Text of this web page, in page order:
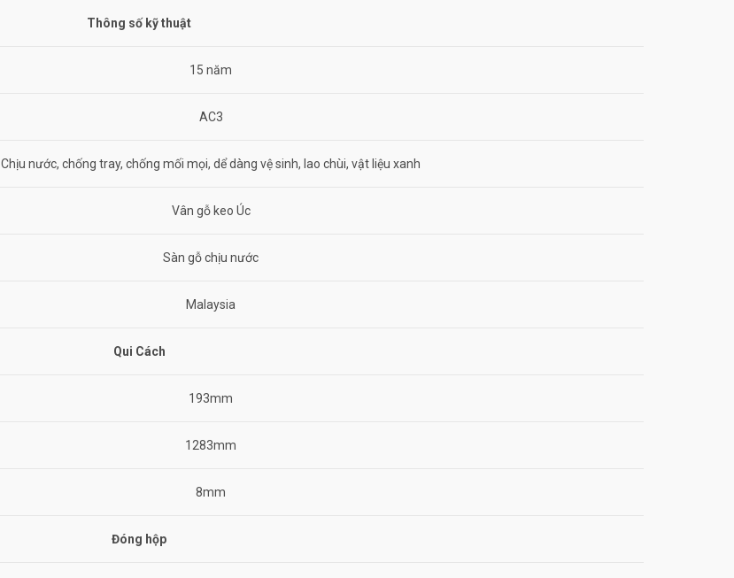
Thông số kỹ thuật
15 năm
AC3
Chịu nước, chống tray, chống mối mọi, dể dàng vệ sinh, lao chùi, vật liệu xanh
Vân gỗ keo Úc
Sàn gỗ chịu nước
Malaysia
Qui Cách
193mm
1283mm
8mm
Đóng hộp